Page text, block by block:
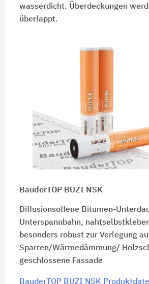
wasserdicht. Überdeckungen
überlappt.
BauderTOP BUZI NSK
Diffusionsoffene Bitumen-
Unterspannbahn,
besonders robust zur Verlegung
Sparren/Wärmedämmung/
geschlossene Fassade
BauderTOP BUZI NSK